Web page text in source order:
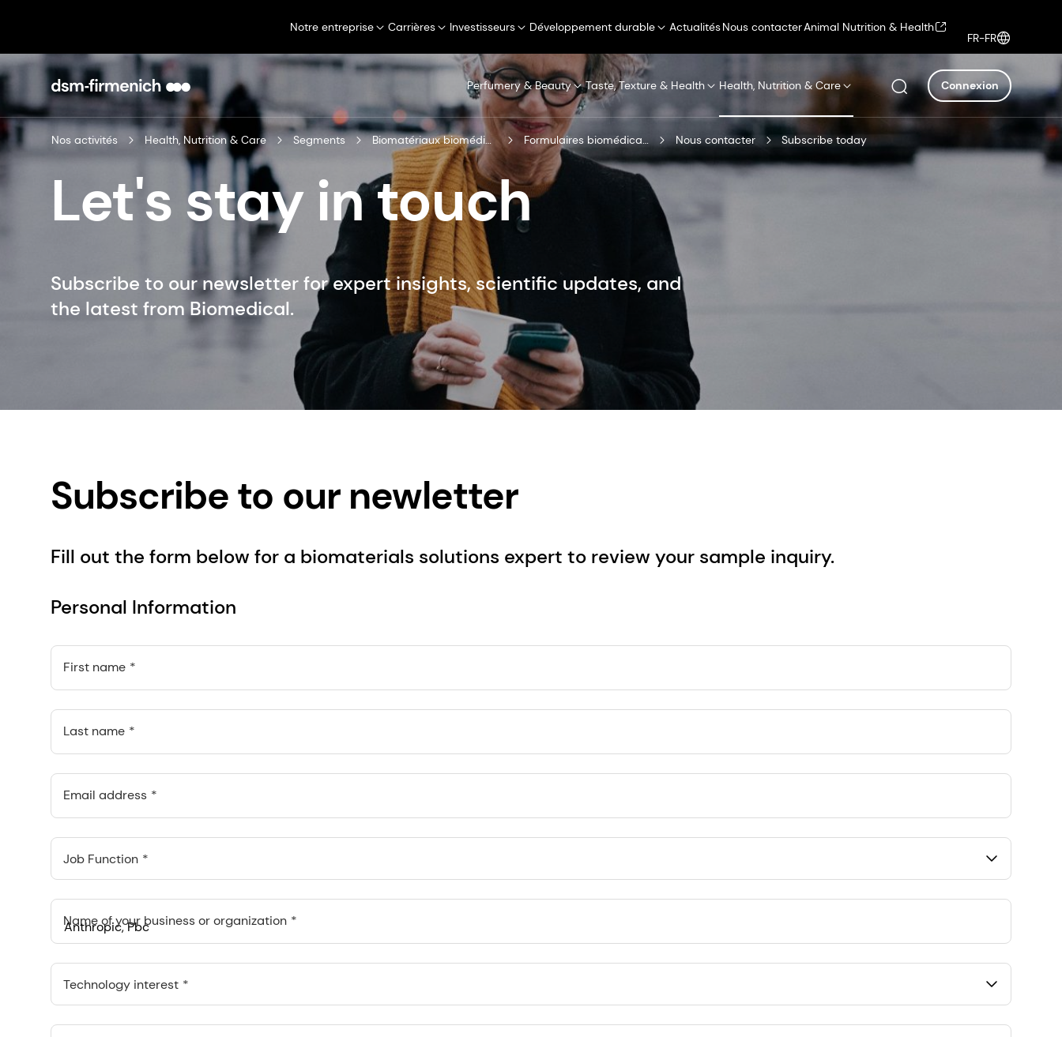
Notre entreprise Carrières Investisseurs Développement durable ActualitésNous contacterAnimal Nutrition & Health
FR-FR
Perfumery & Beauty Taste, Texture & Health Health, Nutrition & Care Connexion
Nos activités Health, Nutrition & Care Segments Biomatériaux biomédicaux Formulaires biomédicaux Nous contacter Subscribe today
Let's stay in touch
Subscribe to our newsletter for expert insights, scientific updates, and
the latest from Biomedical.
Subscribe to our newletter
Fill out the form below for a biomaterials solutions expert to review your sample inquiry.
Personal Information
First name
Last name
Email address
Job Function
Name of your business or organization
Anthropic, PBC
548 Market St Pmb 90375, San Francisco, California, US
Technology interest